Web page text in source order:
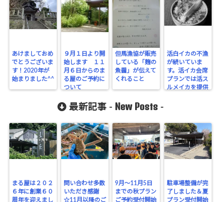
あけましておめ
でとうございま
す！2020年が
始まりました^^
９月１日より開
始します １１
月６日からのま
る屋のご予約に
ついて
但馬漁協が販売
している「麹の
魚醤」が伝えて
くれること
活白イカの不漁
が続いていま
す。活イカ会席
プランでは活ス
ルメイカを提供
最新記事 - New Posts -
まる屋は２０２
６年に創業６０
周年を迎えまし
問い合わせ多数
いただき感謝
☆11月以降のご
9月～11月5日
までの秋プラン
ご予約受付開始
駐車場整備が完
了しました＆夏
プラン受付開始